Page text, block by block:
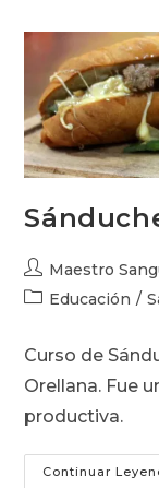
Autor
de
Maestro
Categoría
entrada:
Educación /
Curso de
Orellana. Fue
productiva.
Continuar